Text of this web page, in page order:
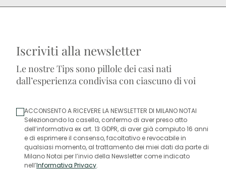
Iscriviti alla newsletter
Le nostre Tips sono pillole dei casi nati
dall’esperienza condivisa con ciascuno di voi
ACCONSENTO A RICEVERE LA NEWSLETTER DI MILANO NOTAI
Selezionando la casella, confermo di aver preso atto
dell’informativa ex art. 13 GDPR, di aver già compiuto 16 anni
e di esprimere il consenso, facoltativo e revocabile in
qualsiasi momento, al trattamento dei miei dati da parte di
Milano Notai per l’invio della Newsletter come indicato
nell’Informativa Privacy.